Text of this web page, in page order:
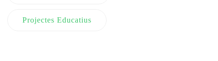
Projectes Educatius